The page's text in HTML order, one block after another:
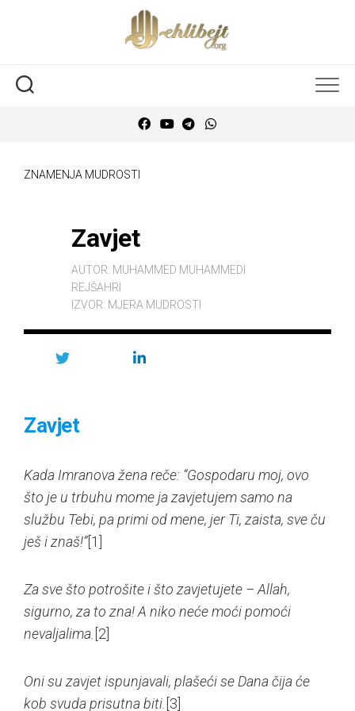
ZNAMENJA MUDROSTI
Zavjet
AUTOR: MUHAMMED MUHAMMEDI
REJŠAHRI
IZVOR: MJERA MUDROSTI
Zavjet
Kada Imranova žena reče: “Gospodaru moj, ovo
što je u trbuhu mome ja zavjetujem samo na
službu Tebi, pa primi od mene, jer Ti, zaista, sve ču
ješ i znaš!”[1]
Za sve što potrošite i što zavjetujete – Allah,
sigurno, za to zna! A niko neće moći pomoći
nevaljalima. [2]
Oni su zavjet ispunjavali, plašeći se Dana čija će
kob svuda prisutna biti. [3]